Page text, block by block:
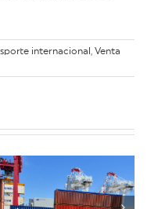
internacional
Venta
Cómo